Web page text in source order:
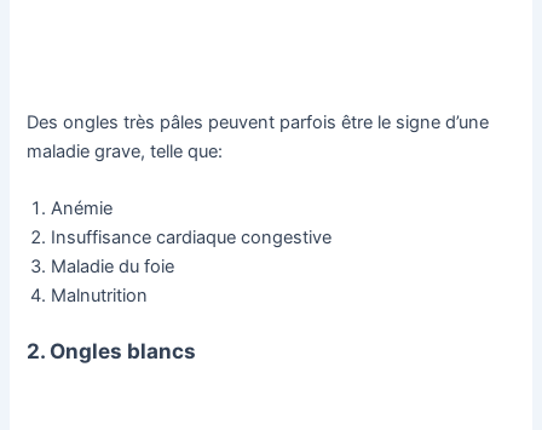
Des ongles très pâles peuvent parfois être le signe d’une
maladie grave, telle que:
Anémie
Insuffisance cardiaque congestive
Maladie du foie
Malnutrition
2. Ongles blancs